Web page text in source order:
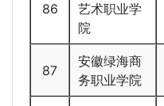
86
艺术职业学
院
87
安徽绿海商
务职业学院